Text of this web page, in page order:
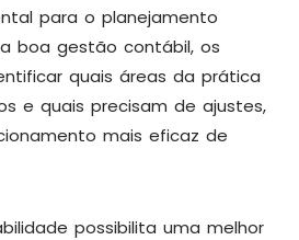
para o planejamento
boa gestão contábil, os
quais áreas da prática
e quais precisam de ajustes,
mais eficaz de
possibilita uma melhor